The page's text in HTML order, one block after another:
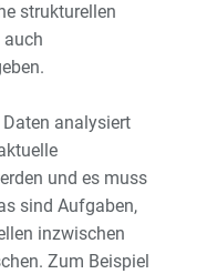
strukturellen
analysiert
und es muss
sind Aufgaben,
inzwischen
Zum Beispiel